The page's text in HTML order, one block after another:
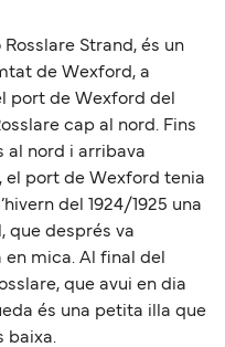
Strand, és un
de Wexford, a
port de Wexford del
cap al nord. Fins
al nord i arribava
el port de Wexford tenia
del 1924/1925 una
que després va
mica. Al final del
que avui en dia
és una petita illa que
baixa.